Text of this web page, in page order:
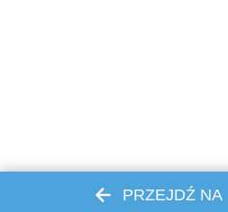
PRZEJDŹ NA